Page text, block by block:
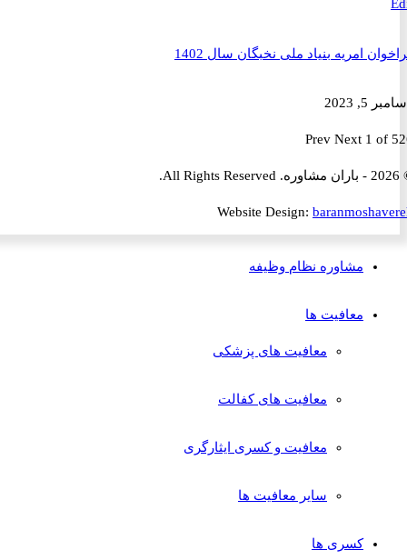
امریه بنیاد ملی نخبگان سال 1402
PrevNext 1
Website Design:
مشاوره نظام وظیفه
معافیت ها
معافیت های پزشکی
معافیت های کفالت
معافیت و کسری ایثارگری
سایر معافیت ها
کسری ها